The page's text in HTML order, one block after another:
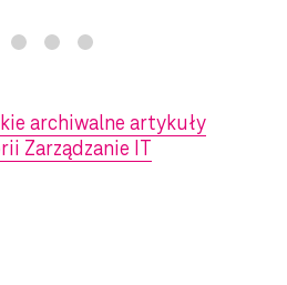
archiwalne artykuły
Zarządzanie IT